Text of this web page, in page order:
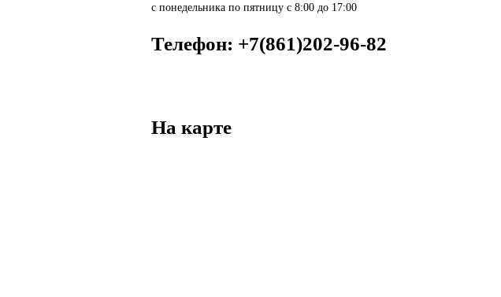
с понедельника по пятницу с 8:00 до 17:00
Телефон: +7(861)202-96-82
На карте